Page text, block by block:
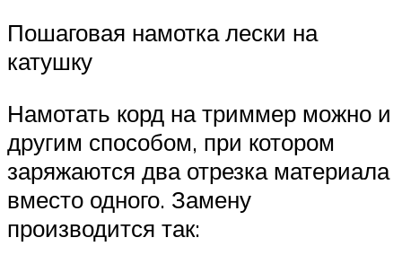
Пошаговая намотка лески на
катушку
Намотать корд на триммер можно и
другим способом, при котором
заряжаются два отрезка материала
вместо одного. Замену
производится так: